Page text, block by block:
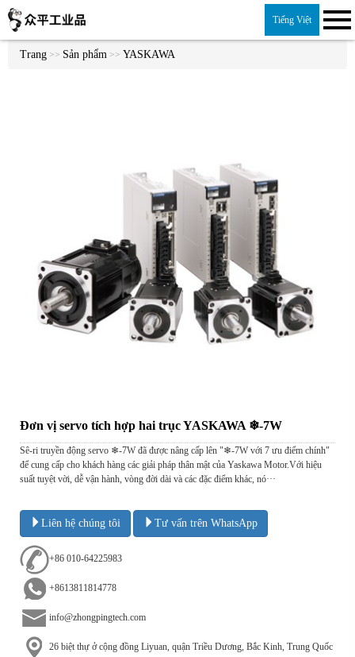
Tiếng Việt
Trang >> Sản phẩm >> YASKAWA
Đơn vị servo tích hợp hai trục YASKAWA ❄-7W
Sê-ri truyền động servo ❄-7W đã được nâng cấp lên "❄-7W với 7 ưu điểm chính"
để cung cấp cho khách hàng các giải pháp thân mật của Yaskawa Motor.Với hiệu
suất tuyệt vời, dễ vận hành, vòng đời dài và các đặc điểm khác, nó···
Liên hệ chúng tôi Tư vấn trên WhatsApp
+86 010-64225983
+8613811814778
info@zhongpingtech.com
26 biệt thự ở cộng đồng Liyuan, quận Triều Dương, Bắc Kinh, Trung Quốc